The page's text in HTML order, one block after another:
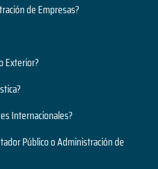
de Empresas?
Exterior?
Internacionales?
Público o Administración de